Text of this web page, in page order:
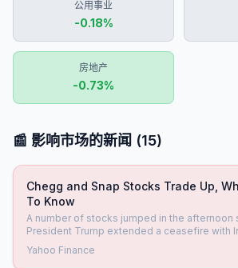
公用事业
-0.18%
房地产
-0.73%
📰 影响市场的新闻 (15)
Chegg and Snap Stocks Trade Up,
To Know
A number of stocks jumped in the afternoon
President Trump extended a ceasefire with
Yahoo Finance